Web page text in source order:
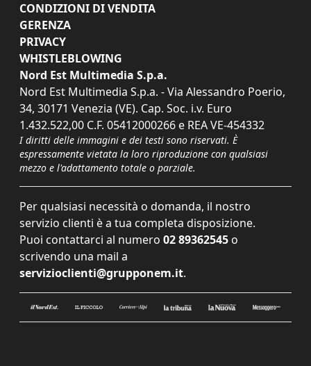
CONDIZIONI DI VENDITA
GERENZA
PRIVACY
WHISTLEBLOWING
Nord Est Multimedia S.p.a.
Nord Est Multimedia S.p.a. - Via Alessandro Poerio,
34, 30171 Venezia (VE). Cap. Soc. i.v. Euro
1.432.522,00 C.F. 05412000266 e REA VE-454332
I diritti delle immagini e dei testi sono riservati. È
espressamente vietata la loro riproduzione con qualsiasi
mezzo e l'adattamento totale o parziale.
Per qualsiasi necessità o domanda, il nostro
servizio clienti è a tua completa disposizione.
Puoi contattarci al numero 02 89362545 o
scrivendo una mail a
servizioclienti@grupponem.it.